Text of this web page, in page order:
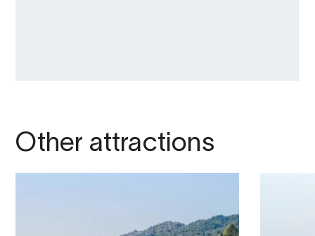
Other attractions